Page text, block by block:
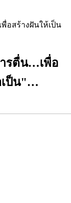
อสร้างฝันให้เป็น
รตื่น…เพื่อ
เป็น"…